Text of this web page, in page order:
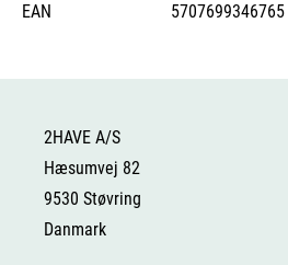
EAN
5707699346765
2HAVE A/S
Hæsumvej 82
9530 Støvring
Danmark